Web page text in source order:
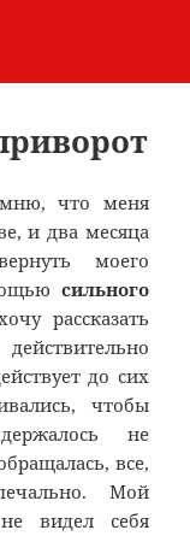
что меня
и два месяца
моего
сильного
рассказать
до сих
чтобы
не
все,
Мой
видел себя